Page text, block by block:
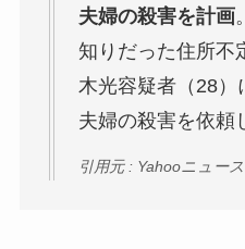
夫婦の殺害を計画
知りだった住所不
木光容疑者（28）
夫婦の殺害を依頼
引用元 : Yahooニュース